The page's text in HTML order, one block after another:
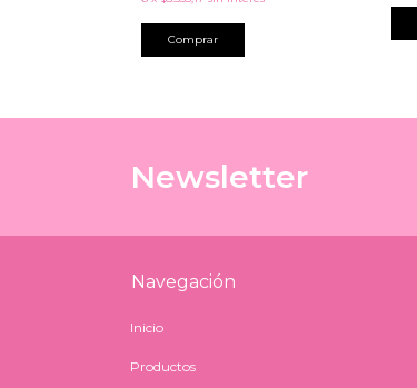
Comprar
Newsletter
Navegación
Inicio
Productos